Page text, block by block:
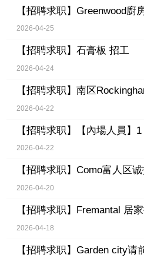
【招聘求职】 Greenwood廚
2026-04-25
【招聘求职】 石膏板 招工
2026-04-24
【招聘求职】 南区
2026-04-22
【招聘求职】 【內場人員】1
2026-04-22
【招聘求职】 Como富人区
2026-04-20
【招聘求职】 Fremantal 居
2026-04-18
【招聘求职】 Garden city请